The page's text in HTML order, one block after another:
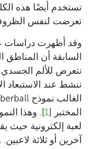
تستخدم أيضًا هذه
تعرضت لنفس
وقد أظهرت دراسات
السابقة أن
نتعرض للألم الجسدي
تنشط عند الاستبعاد
المختبر [1]. وهذا
لعبة إلكترونية حيث
آخرين أو ثلاثة